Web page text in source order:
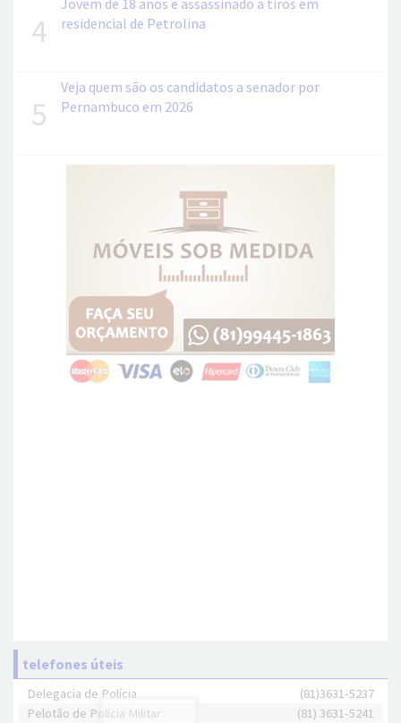
4
residencial de Petrolina
5
Veja quem são os candidatos a senador por
Pernambuco em 2026
telefones úteis
Delegacia de Polícia
(81)3631-5237
Pelotão de Polícia Militar
(81) 3631-5241